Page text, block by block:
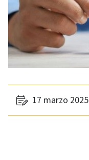
17 marzo 2025